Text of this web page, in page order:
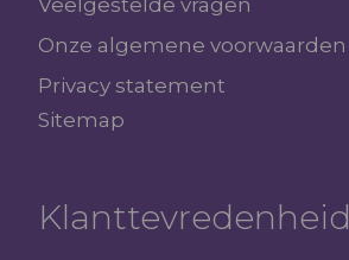
Veelgestelde vragen
Onze algemene voorwaarden
Privacy statement
Sitemap
Klanttevredenheid